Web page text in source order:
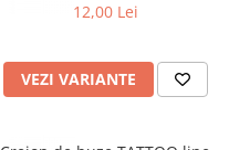
12,00 Lei
VEZI VARIANTE